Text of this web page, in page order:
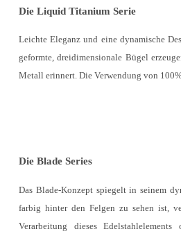
Die Liquid Titanium Serie
Leichte Eleganz und eine dynamische
geformte, dreidimensionale Bügel
Metall erinnert. Die Verwendung von
Die Blade Series
Das Blade-Konzept spiegelt in seinem
farbig hinter den Felgen zu sehen ist,
Verarbeitung dieses